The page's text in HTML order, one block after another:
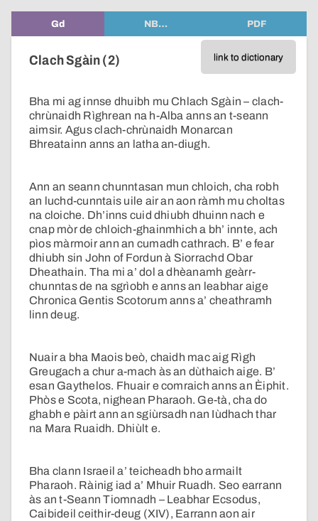
Gd NB… PDF
link to dictionary
Clach Sgàin (2)
Bha mi ag innse dhuibh mu Chlach Sgàin – clach-
chrùnaidh Rìghrean na h-Alba anns an t-seann
aimsir. Agus clach-chrùnaidh Monarcan
Bhreatainn anns an latha an-diugh.
Ann an seann chunntasan mun chloich, cha robh
an luchd-cunntais uile air an aon ràmh mu choltas
na cloiche. Dh’inns cuid dhiubh dhuinn nach e
cnap mòr de chloich-ghainmhich a bh’ innte, ach
pìos màrmoir ann an cumadh cathrach. B’ e fear
dhiubh sin John of Fordun à Siorrachd Obar
Dheathain. Tha mi a’ dol a dhèanamh geàrr-
chunntas de na sgrìobh e anns an leabhar aige
Chronica Gentis Scotorum anns a’ cheathramh
linn deug.
Nuair a bha Maois beò, chaidh mac aig Rìgh
Greugach a chur a-mach às an dùthaich aige. B’
esan Gaythelos. Fhuair e comraich anns an Èiphit.
Phòs e Scota, nighean Pharaoh. Ge-tà, cha do
ghabh e pàirt ann an sgiùrsadh nan Iùdhach thar
na Mara Ruaidh. Dhiùlt e.
Bha clann Israeil a’ teicheadh bho armailt
Pharaoh. Ràinig iad a’ Mhuir Ruadh. Seo earrann
às an t-Seann Tiomnadh – Leabhar Ecsodus,
Caibideil ceithir-deug (XIV), Earrann aon air